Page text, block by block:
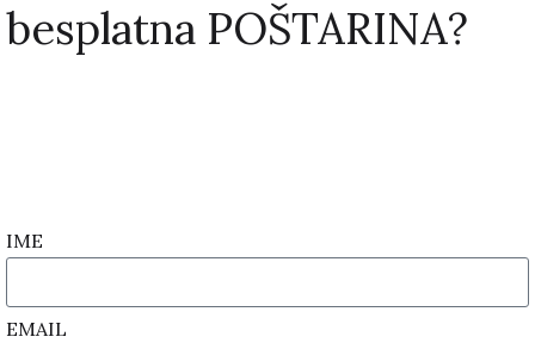
besplatna POŠTARINA?
IME
EMAIL